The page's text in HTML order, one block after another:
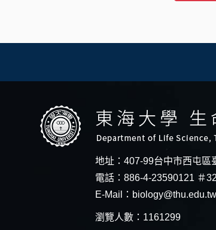
地址：407-99台中市西屯
電話：886-4-23590121 ＃
E-Mail： biology@thu.edu.tw
瀏覽人數：1161299